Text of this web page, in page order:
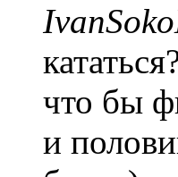
что бы
и